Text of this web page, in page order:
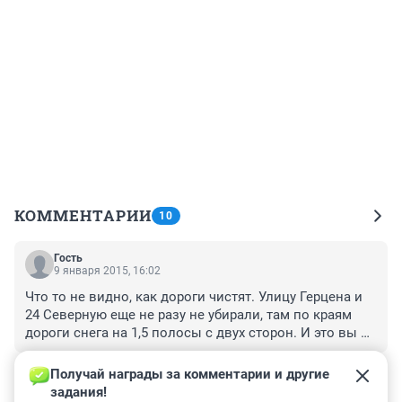
КОММЕНТАРИИ 10
Гость
9 января 2015, 16:02
Что то не видно, как дороги чистят. Улицу Герцена и
24 Северную еще не разу не убирали, там по краям
дороги снега на 1,5 полосы с двух сторон. И это вы
говорите чистят? Я не говорю про малые улочки, где
вообще уже не проехать.
Гость
Получай награды за комментарии и другие
задания!